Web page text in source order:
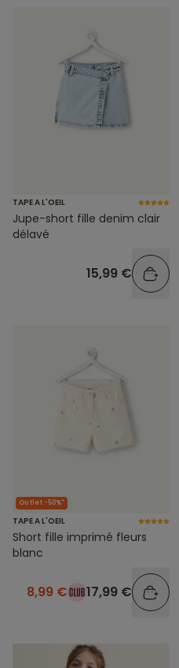
TAPE A L'OEIL
Jupe-short fille denim clair
délavé
15,99 €
Outlet -50%*
TAPE A L'OEIL
Short fille imprimé fleurs
blanc
8,99 € 17,99 €